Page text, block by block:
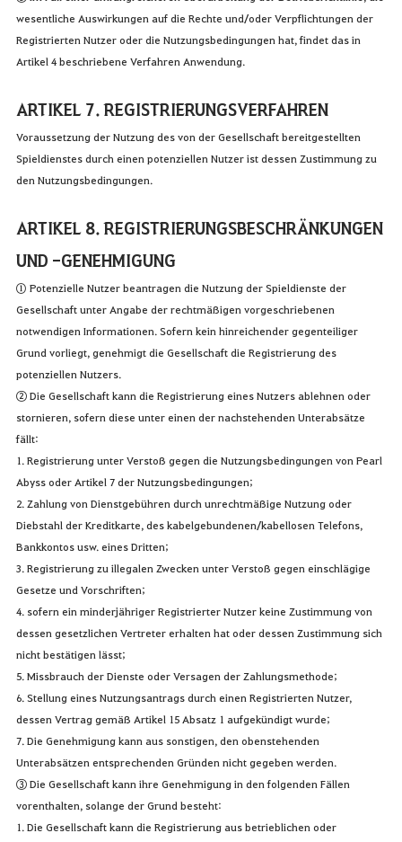
wesentliche Auswirkungen auf die Rechte und/oder Verpflichtungen der
Registrierten Nutzer oder die Nutzungsbedingungen hat, findet das in
Artikel 4 beschriebene Verfahren Anwendung.
ARTIKEL 7. REGISTRIERUNGSVERFAHREN
Voraussetzung der Nutzung des von der Gesellschaft bereitgestellten
Spieldienstes durch einen potenziellen Nutzer ist dessen Zustimmung zu
den Nutzungsbedingungen.
ARTIKEL 8. REGISTRIERUNGSBESCHRÄNKUNGEN
UND -GENEHMIGUNG
① Potenzielle Nutzer beantragen die Nutzung der Spieldienste der
Gesellschaft unter Angabe der rechtmäßigen vorgeschriebenen
notwendigen Informationen. Sofern kein hinreichender gegenteiliger
Grund vorliegt, genehmigt die Gesellschaft die Registrierung des
potenziellen Nutzers.
② Die Gesellschaft kann die Registrierung eines Nutzers ablehnen oder
stornieren, sofern diese unter einen der nachstehenden Unterabsätze
fällt:
1. Registrierung unter Verstoß gegen die Nutzungsbedingungen von Pearl
Abyss oder Artikel 7 der Nutzungsbedingungen;
2. Zahlung von Dienstgebühren durch unrechtmäßige Nutzung oder
Diebstahl der Kreditkarte, des kabelgebundenen/kabellosen Telefons,
Bankkontos usw. eines Dritten;
3. Registrierung zu illegalen Zwecken unter Verstoß gegen einschlägige
Gesetze und Vorschriften;
4. sofern ein minderjähriger Registrierter Nutzer keine Zustimmung von
dessen gesetzlichen Vertreter erhalten hat oder dessen Zustimmung sich
nicht bestätigen lässt;
5. Missbrauch der Dienste oder Versagen der Zahlungsmethode;
6. Stellung eines Nutzungsantrags durch einen Registrierten Nutzer,
dessen Vertrag gemäß Artikel 15 Absatz 1 aufgekündigt wurde;
7. Die Genehmigung kann aus sonstigen, den obenstehenden
Unterabsätzen entsprechenden Gründen nicht gegeben werden.
③ Die Gesellschaft kann ihre Genehmigung in den folgenden Fällen
vorenthalten, solange der Grund besteht:
1. Die Gesellschaft kann die Registrierung aus betrieblichen oder